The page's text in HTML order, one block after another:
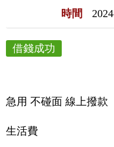
時間
借錢成功
急用 不碰面 線上撥款
生活費